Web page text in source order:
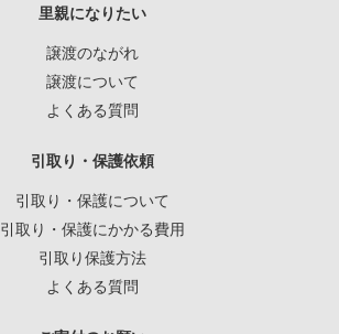
里親になりたい
譲渡のながれ
譲渡について
よくある質問
引取り・保護依頼
引取り・保護について
引取り・保護にかかる費用
引取り保護方法
よくある質問